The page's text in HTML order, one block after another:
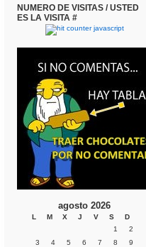
NUMERO DE VISITAS / USTED
ES LA VISITA #
agosto 2026
L M X J V S
D
1
2
3
4 5 6 7 8
9